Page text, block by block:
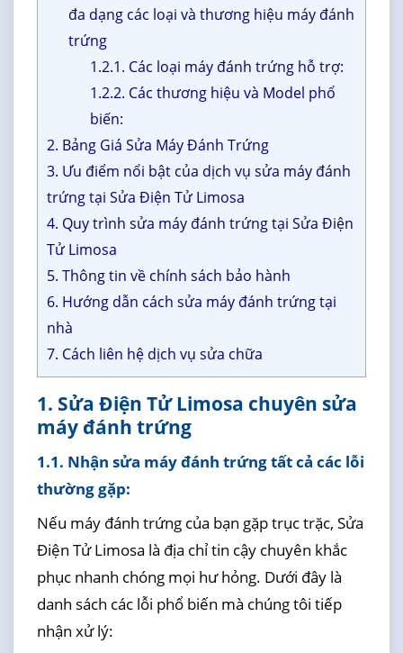
đa dạng các loại và thương hiệu máy đánh
trứng
1.2.1. Các loại máy đánh trứng hỗ trợ:
1.2.2. Các thương hiệu và Model phổ
biến:
2. Bảng Giá Sửa Máy Đánh Trứng
3. Ưu điểm nổi bật của dịch vụ sửa máy đánh
trứng tại Sửa Điện Tử Limosa
4. Quy trình sửa máy đánh trứng tại Sửa Điện
Tử Limosa
5. Thông tin về chính sách bảo hành
6. Hướng dẫn cách sửa máy đánh trứng tại
nhà
7. Cách liên hệ dịch vụ sửa chữa
1. Sửa Điện Tử Limosa chuyên sửa
máy đánh trứng
1.1. Nhận sửa máy đánh trứng tất cả các lỗi
thường gặp:
Nếu máy đánh trứng của bạn gặp trục trặc, Sửa
Điện Tử Limosa là địa chỉ tin cậy chuyên khắc
phục nhanh chóng mọi hư hỏng. Dưới đây là
danh sách các lỗi phổ biến mà chúng tôi tiếp
nhận xử lý: